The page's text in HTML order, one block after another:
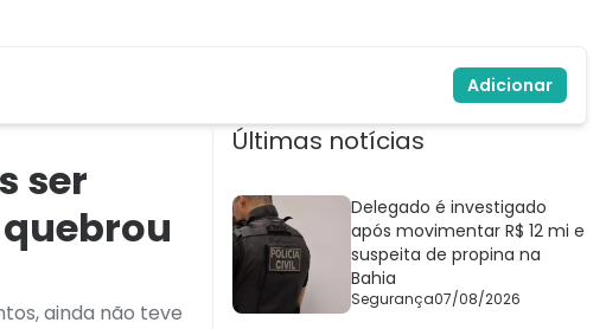
Adicionar
ser
ainda não teve
Últimas notícias
Delegado é investigado
após movimentar R$ 12 mi e
suspeita de propina na
Bahia
Segurança07/08/2026